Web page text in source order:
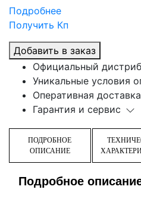
Подробнее
Получить Кп
Добавить в заказ
Официальный
Уникальные условия
Оперативная доставка
Гарантия и сервис
ПОДРОБНОЕ
ОПИСАНИЕ
Подробное